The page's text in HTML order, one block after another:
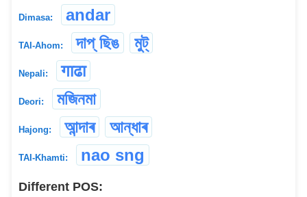
Dimasa: andar
TAI-Ahom: দাপ্ ছিঙ মুট্
Nepali: गाढा
Deori: মজিনমা
Hajong: আন্দাৰ আন্ধাৰ
TAI-Khamti: nao sng
Different POS: